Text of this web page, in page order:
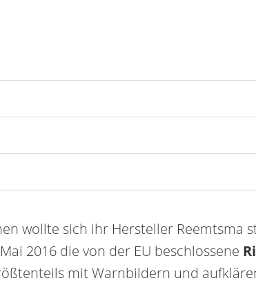
wollte sich ihr Hersteller Reemtsma
2016 die von der EU beschlossene
mit Warnbildern und